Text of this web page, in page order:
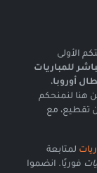
الأولى
للمباريات
أوروبا،
هنا لنمنحكم
تقطيع، مع
لمتابعة
فوريًا. انضموا